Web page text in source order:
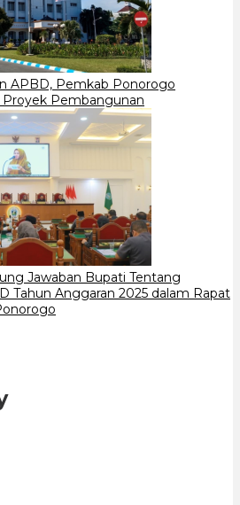
APBD, Pemkab Ponorogo
Proyek Pembangunan
Jawaban Bupati Tentang
Tahun Anggaran 2025 dalam Rapat